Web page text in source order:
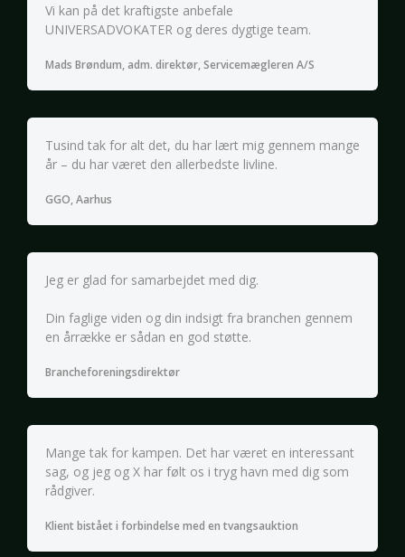
Vi kan på det kraftigste anbefale
UNIVERSADVOKATER og deres dygtige team.
Mads Brøndum, adm. direktør, Servicemægleren A/S
Tusind tak for alt det, du har lært mig gennem mange
år – du har været den allerbedste livline.
GGO, Aarhus
Jeg er glad for samarbejdet med dig.
Din faglige viden og din indsigt fra branchen gennem
en årrække er sådan en god støtte.
Brancheforeningsdirektør
Mange tak for kampen. Det har været en interessant
sag, og jeg og X har følt os i tryg havn med dig som
rådgiver.
Klient bistået i forbindelse med en tvangsauktion